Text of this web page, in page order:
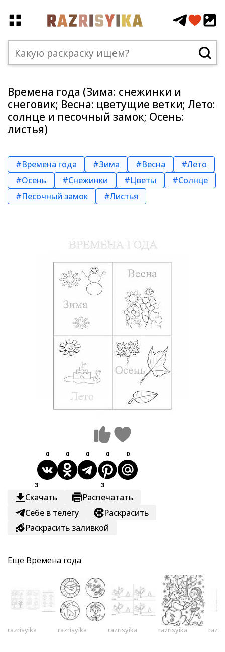
Времена года (Зима: снежинки и
снеговик; Весна: цветущие ветки; Лето:
солнце и песочный замок; Осень:
листья)
#Времена года #Зима #Весна
#Лето
#Осень
#Снежинки #Цветы
#Солнце
#Песочный замок
#Листья
0 0 0 0 0
3
Скачать
3
Распечатать
Себе в телегу
Раскрасить
Раскрасить заливкой
Еще Времена года
razrisyika razrisyika razrisyika razrisyika